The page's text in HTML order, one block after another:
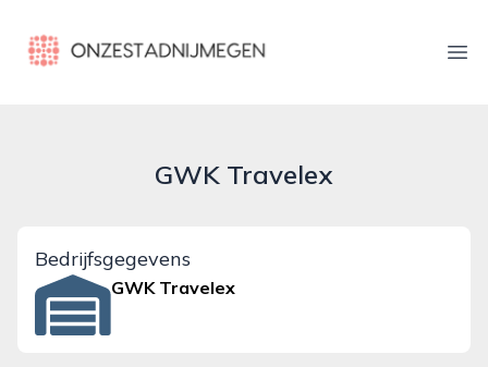
onzestadnijmegen.nl
GWK Travelex
Bedrijfsgegevens
GWK Travelex